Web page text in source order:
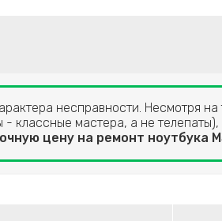
несправности. Несмотря
классные мастера, а не
цену на ремонт ноутбука